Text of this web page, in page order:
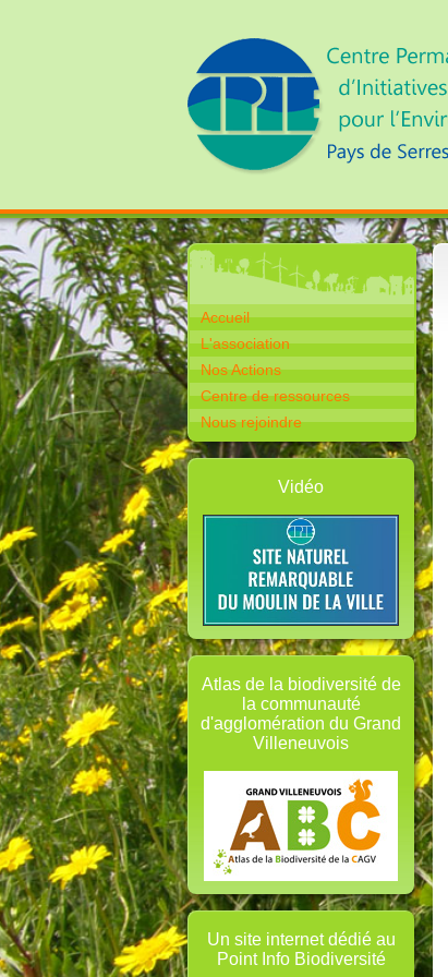
Accueil
L'association
Nos Actions
Centre de ressources
Nous rejoindre
Vidéo
Atlas de la biodiversité de
la communauté
d'agglomération du Grand
Villeneuvois
Un site internet dédié au
Point Info Biodiversité